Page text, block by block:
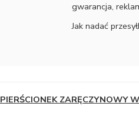
gwarancja,
Jak nadać
PIERŚCIONEK ZARĘCZYNOWY